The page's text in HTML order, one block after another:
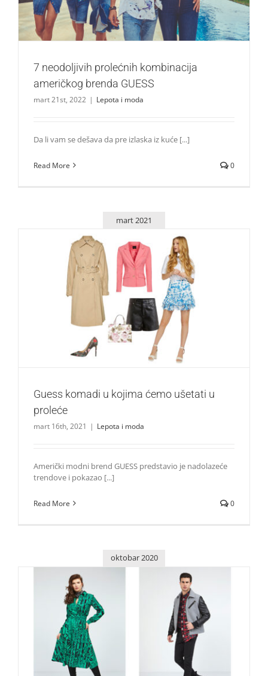
7 neodoljivih prolećnih kombinacija
američkog brenda GUESS
mart 21st, 2022 | Lepota i moda
Da li vam se dešava da pre izlaska iz kuće [...]
Read More 0
mart 2021
Guess komadi u kojima ćemo ušetati u proleće
Lepota i moda
Guess komadi u kojima ćemo ušetati u
proleće
mart 16th, 2021 | Lepota i moda
Američki modni brend GUESS predstavio je nadolazeće
trendove i pokazao [...]
Read More 0
oktobar 2020
Neodoljivi mix u novoj Guess Jeans kolekciji